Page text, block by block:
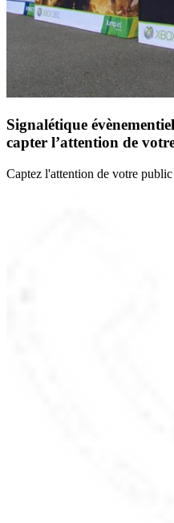
Signalétique
capter l’attention de
Captez l'attention de votre